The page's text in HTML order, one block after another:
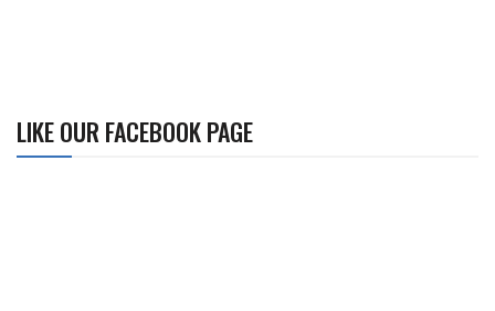
LIKE OUR FACEBOOK PAGE